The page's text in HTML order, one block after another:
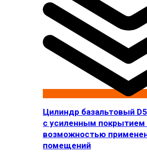
Цилиндр базальтовый
с усиленным покрытием
возможностью
помещений